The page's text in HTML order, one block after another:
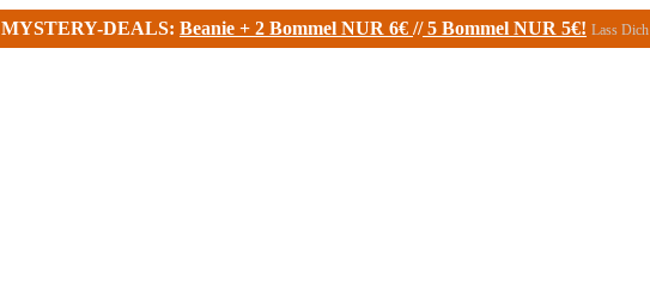
MYSTERY-DEALS: Beanie + 2 Bommel NUR 6€ //5 Bommel NUR 5€! Lass